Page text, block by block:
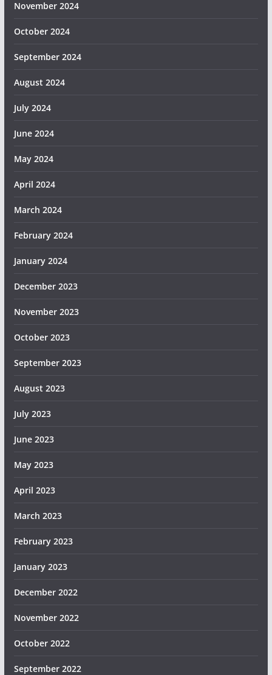
November 2024
October 2024
September 2024
August 2024
July 2024
June 2024
May 2024
April 2024
March 2024
February 2024
January 2024
December 2023
November 2023
October 2023
September 2023
August 2023
July 2023
June 2023
May 2023
April 2023
March 2023
February 2023
January 2023
December 2022
November 2022
October 2022
September 2022